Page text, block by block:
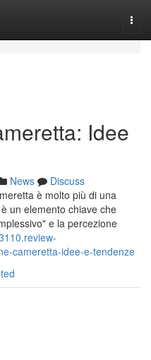
Idee
News
Discuss
è molto più di una
un elemento chiave che
e la percezione
cameretta-idee-e-tendenze